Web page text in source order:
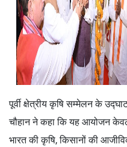
पूर्वी क्षेत्रीय कृषि सम्मेलन के
चौहान ने कहा कि यह आयोजन
भारत की कृषि, किसानों की